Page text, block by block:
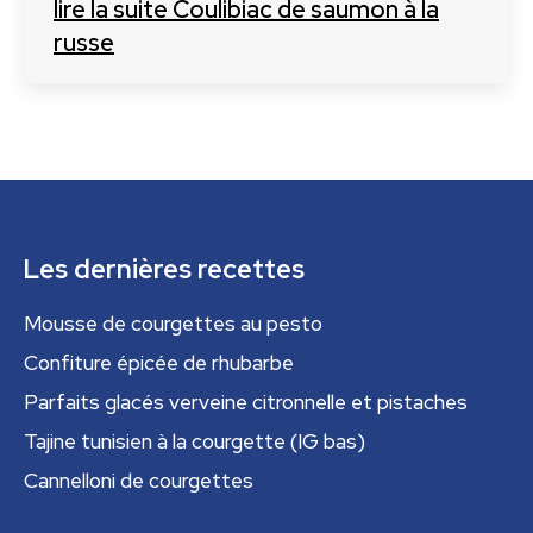
lire la suite Coulibiac de saumon à la
russe
Les dernières recettes
Mousse de courgettes au pesto
Confiture épicée de rhubarbe
Parfaits glacés verveine citronnelle et pistaches
Tajine tunisien à la courgette (IG bas)
Cannelloni de courgettes